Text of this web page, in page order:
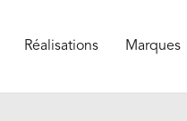
Réalisations Marques